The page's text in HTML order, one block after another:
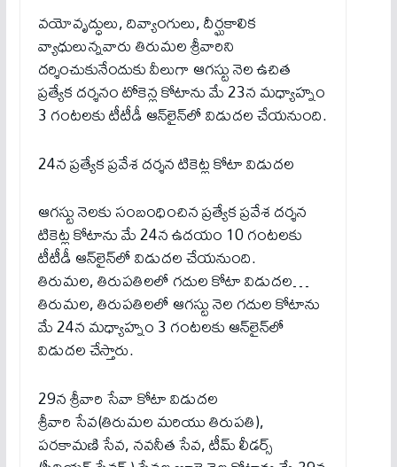
వ‌యోవృద్ధులు, దివ్యాంగులు, దీర్ఘ‌కాలిక
వ్యాధులున్న‌వారు తిరుమల శ్రీ‌వారిని
ద‌ర్శించుకునేందుకు వీలుగా ఆగ‌స్టు నెల ఉచిత‌
ప్ర‌త్యేక ద‌ర్శ‌నం టోకెన్ల కోటాను మే 23న మధ్యాహ్నం
3 గంట‌ల‌కు టీటీడీ ఆన్‌లైన్‌లో విడుద‌ల చేయ‌నుంది.
24న ప్రత్యేక ప్రవేశ దర్శన టికెట్ల కోటా విడుదల
ఆగ‌స్టు నెల‌కు సంబంధించిన ప్రత్యేక ప్రవేశ దర్శన
టికెట్ల కోటాను మే 24న ఉదయం 10 గంటలకు
టీటీడీ ఆన్‌లైన్‌లో విడుదల చేయ‌నుంది.
తిరుమ‌ల‌, తిరుప‌తిల‌లో గదుల కోటా విడుద‌ల‌…
తిరుమల, తిరుపతిల‌లో ఆగ‌స్టు నెల గదుల కోటాను
మే 24న మధ్యాహ్నం 3 గంటలకు ఆన్‌లైన్‌లో
విడుదల చేస్తారు.
29న శ్రీవారి సేవా కోటా విడుదల
శ్రీవారి సేవ(తిరుమల మరియు తిరుపతి),
పరకామణి సేవ, నవనీత సేవ, టీమ్ లీడర్స్